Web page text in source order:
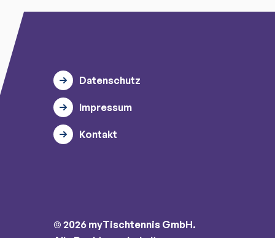
Datenschutz
Impressum
Kontakt
© 2026 myTischtennis GmbH.